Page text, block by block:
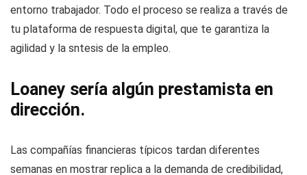
entorno trabajador. Todo el proceso se realiza a través de
tu plataforma de respuesta digital, que te garantiza la
agilidad y la sntesis de la empleo.
Loaney serí­a algún prestamista en
dirección.
Las compañías financieras tí­picos tardan diferentes
semanas en mostrar replica a la demanda de credibilidad,